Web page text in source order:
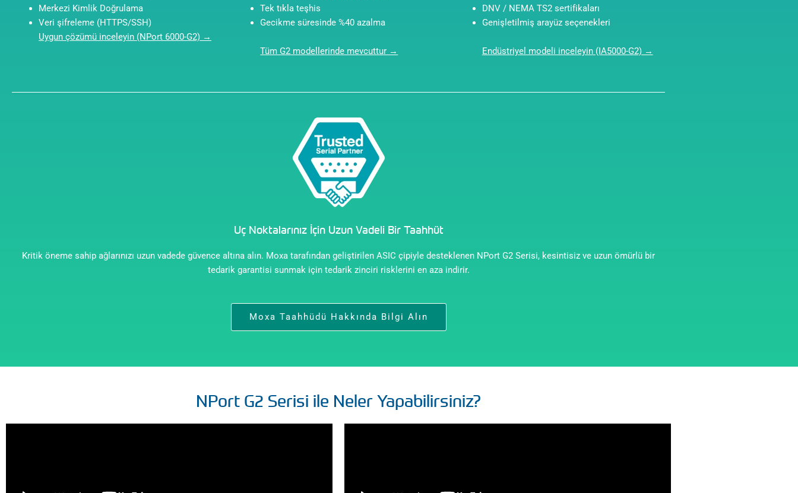
Merkezi Kimlik Doğrulama
Veri şifreleme (HTTPS/SSH)
Uygun çözümü inceleyin (NPort 6000-G2) →
Tek tıkla teşhis
Gecikme süresinde %40 azalma
Tüm G2 modellerinde mevcuttur →
DNV / NEMA TS2 sertifikaları
Genişletilmiş arayüz seçenekleri
Endüstriyel modeli inceleyin (IA5000-G2) →
Uç Noktalarınız İçin Uzun Vadeli Bir Taahhüt
Kritik öneme sahip ağlarınızı uzun vadede güvence altına alın. Moxa tarafından geliştirilen ASIC çipiyle desteklenen NPort G2 Serisi, kesintisiz ve uzun ömürlü bir
tedarik garantisi sunmak için tedarik zinciri risklerini en aza indirir.
Moxa Taahhüdü Hakkında Bilgi Alın
NPort G2 Serisi ile Neler Yapabilirsiniz?